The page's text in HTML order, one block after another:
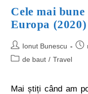
Cele mai
Europa (2020)
Ionut Bunescu
de baut / Travel
Mai știți când am